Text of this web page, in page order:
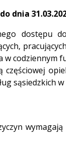
dnia
dostępu
w codziennym
częściowej
sąsiedzkich w